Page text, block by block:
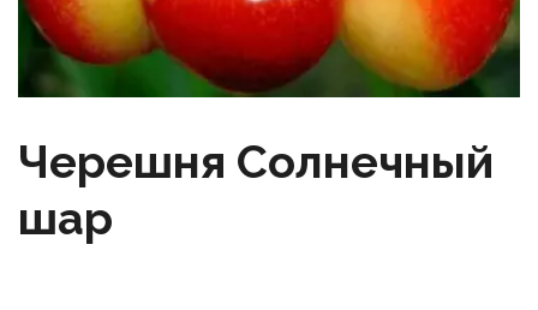
Черешня Солнечный
шар